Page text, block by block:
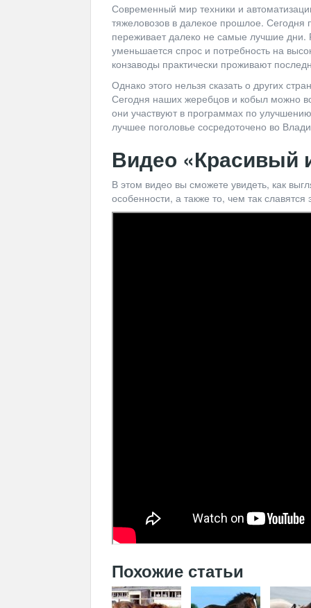
Современный мир техники и
тяжеловозов в далекое прошлое.
переживает далеко не самые лучшие дни.
уменьшается спрос и потребность на
конзаводы практически проживают
Однако этого нельзя сказать о других
Сегодня наших жеребцов и кобыл можно
они участвуют в программах по
лучшее поголовье сосредоточено во
Видео «Красивый
В этом видео вы сможете увидеть, как
особенности, а также то, чем так
Похожие статьи